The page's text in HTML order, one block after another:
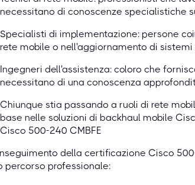
necessitano di conoscenze specialistiche
Specialisti di implementazione: persone
rete mobile o nell'aggiornamento di sistemi
Ingegneri dell'assistenza: coloro che
necessitano di una conoscenza
Chiunque stia passando a ruoli di rete
base nelle soluzioni di backhaul mobile
Cisco 500-240 CMBFE
della certificazione Cisco
percorso professionale: